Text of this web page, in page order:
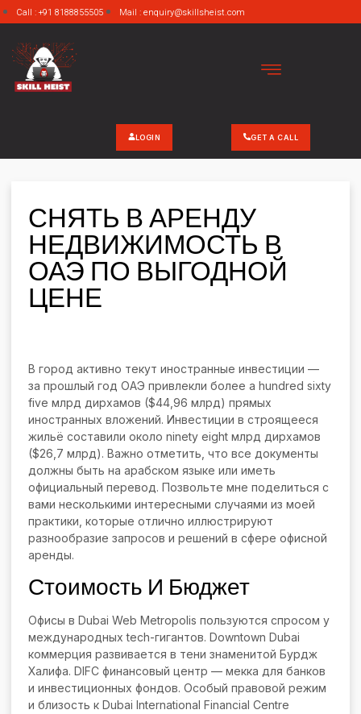
Call : +91 8188855505 Mail : enquiry@skillsheist.com
LOGIN GET A CALL
СНЯТЬ В АРЕНДУ
НЕДВИЖИМОСТЬ В
ОАЭ ПО ВЫГОДНОЙ
ЦЕНЕ
В город активно текут иностранные инвестиции —
за прошлый год ОАЭ привлекли более a hundred sixty
five млрд дирхамов ($44,96 млрд) прямых
иностранных вложений. Инвестиции в строящееся
жильё составили около ninety eight млрд дирхамов
($26,7 млрд). Важно отметить, что все документы
должны быть на арабском языке или иметь
официальный перевод. Позвольте мне поделиться с
вами несколькими интересными случаями из моей
практики, которые отлично иллюстрируют
разнообразие запросов и решений в сфере офисной
аренды.
Стоимость И Бюджет
Офисы в Dubai Web Metropolis пользуются спросом у
международных tech-гигантов. Downtown Dubai
коммерция развивается в тени знаменитой Бурдж
Халифа. DIFC финансовый центр — мекка для банков
и инвестиционных фондов. Особый правовой режим
и близость к Dubai International Financial Centre